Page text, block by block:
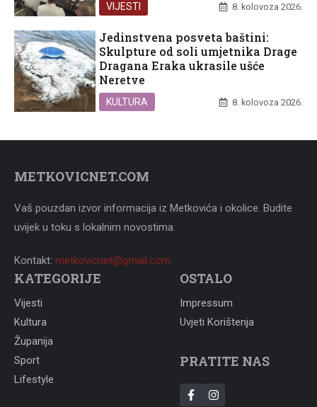
VIJESTI 8. kolovoza 2026.
Jedinstvena posveta baštini:
Skulpture od soli umjetnika Drage
Dragana Eraka ukrasile ušće
Neretve
KULTURA 8. kolovoza 2026.
METKOVICNET.COM
Vaš pouzdan izvor informacija iz Metkovića i okolice. Budite
uvijek u toku s lokalnim novostima.
Kontakt: metkovicnet@gmail.com
KATEGORIJE
Vijesti
Kultura
Županija
Sport
Lifestyle
OSTALO
Impressum
Uvjeti Korištenja
PRATITE NAS